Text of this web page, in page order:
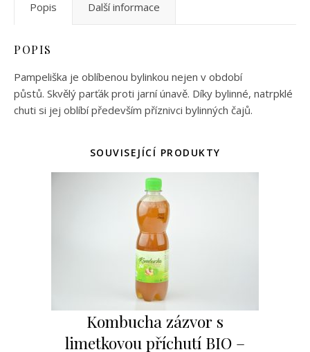
Popis Další informace
POPIS
Pampeliška je oblíbenou bylinkou nejen v období
půstů. Skvělý parťák proti jarní únavě. Díky bylinné, natrpklé
chuti si jej oblíbí především příznivci bylinných čajů.
SOUVISEJÍCÍ PRODUKTY
Kombucha zázvor s
limetkovou příchutí BIO –